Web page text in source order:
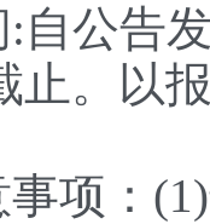
告发
止。以
：(1)